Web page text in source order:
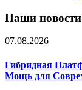
Наши новости
07.08.2026
Гибридная
Мощь для